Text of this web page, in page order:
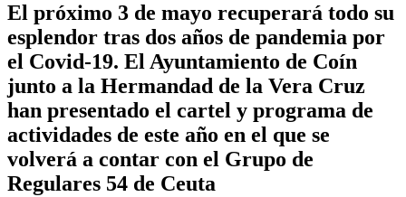
El próximo 3 de mayo recuperará todo su
esplendor tras dos años de pandemia por
el Covid-19. El Ayuntamiento de Coín
junto a la Hermandad de la Vera Cruz
han presentado el cartel y programa de
actividades de este año en el que se
volverá a contar con el Grupo de
Regulares 54 de Ceuta